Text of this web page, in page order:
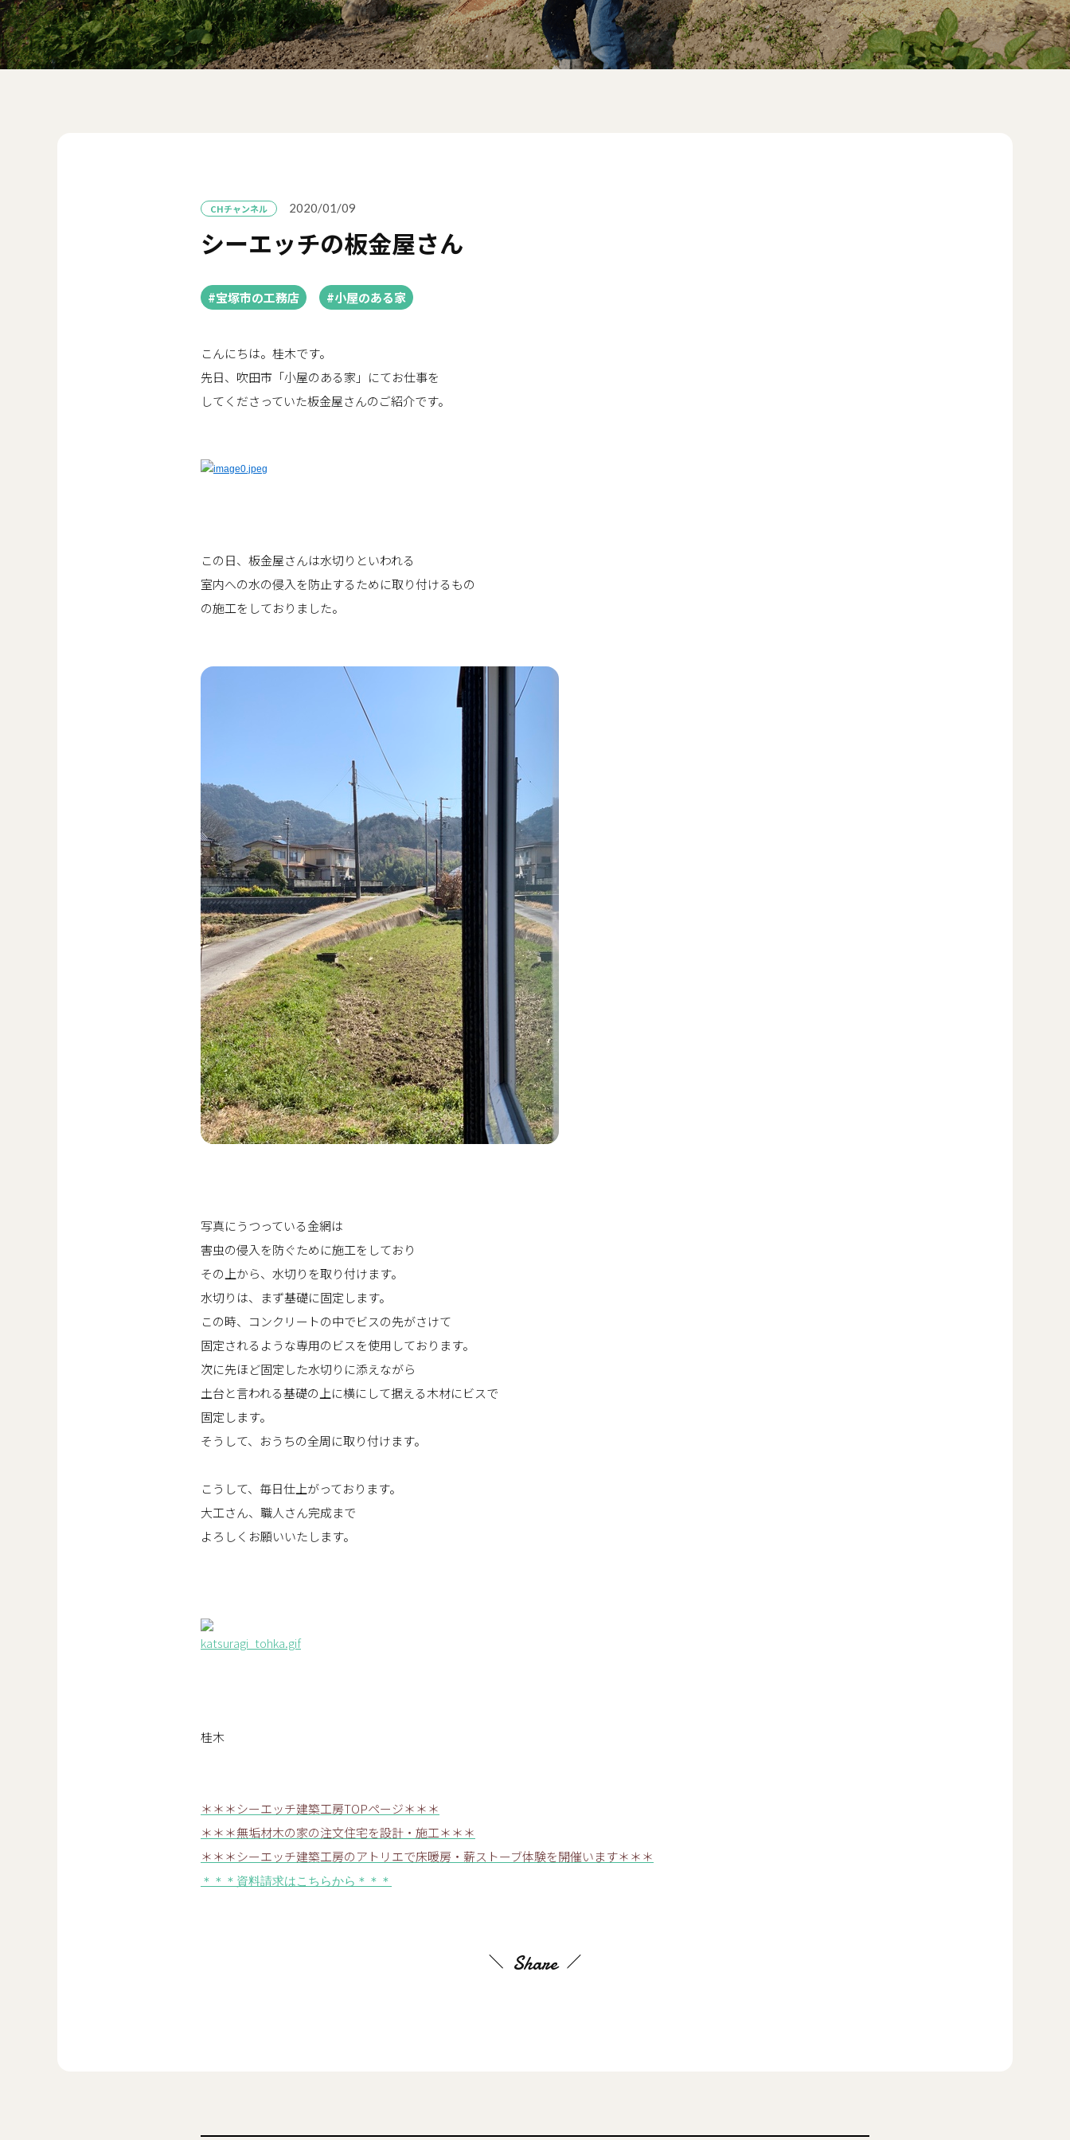
CHチャンネル 2020/01/09
シーエッチの板金屋さん
#宝塚市の工務店 #小屋のある家
こんにちは。桂木です。
先日、吹田市「小屋のある家」にてお仕事を
してくださっていた板金屋さんのご紹介です。
この日、板金屋さんは水切りといわれる
室内への水の侵入を防止するために取り付けるもの
の施工をしておりました。
写真にうつっている金網は
害虫の侵入を防ぐために施工をしており
その上から、水切りを取り付けます。
水切りは、まず基礎に固定します。
この時、コンクリートの中でビスの先がさけて
固定されるような専用のビスを使用しております。
次に先ほど固定した水切りに添えながら
土台と言われる基礎の上に横にして据える木材にビスで
固定します。
そうして、おうちの全周に取り付けます。
こうして、毎日仕上がっております。
大工さん、職人さん完成まで
よろしくお願いいたします。
桂木
＊＊＊シーエッチ建築工房TOPページ＊＊＊
＊＊＊無垢材木の家の注文住宅を設計・施工＊＊＊
＊＊＊シーエッチ建築工房のアトリエで床暖房・薪ストーブ体験を開催います＊＊＊
＊＊＊資料請求はこちらから＊＊＊
Share